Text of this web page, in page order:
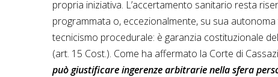
propria iniziativa. L’accertamento sanitario resta
programmata o, eccezionalmente, su sua
tecnicismo procedurale: è garanzia costituzionale
(art. 15 Cost.). Come ha affermato la Corte di
può giustificare ingerenze arbitrarie nella sfera